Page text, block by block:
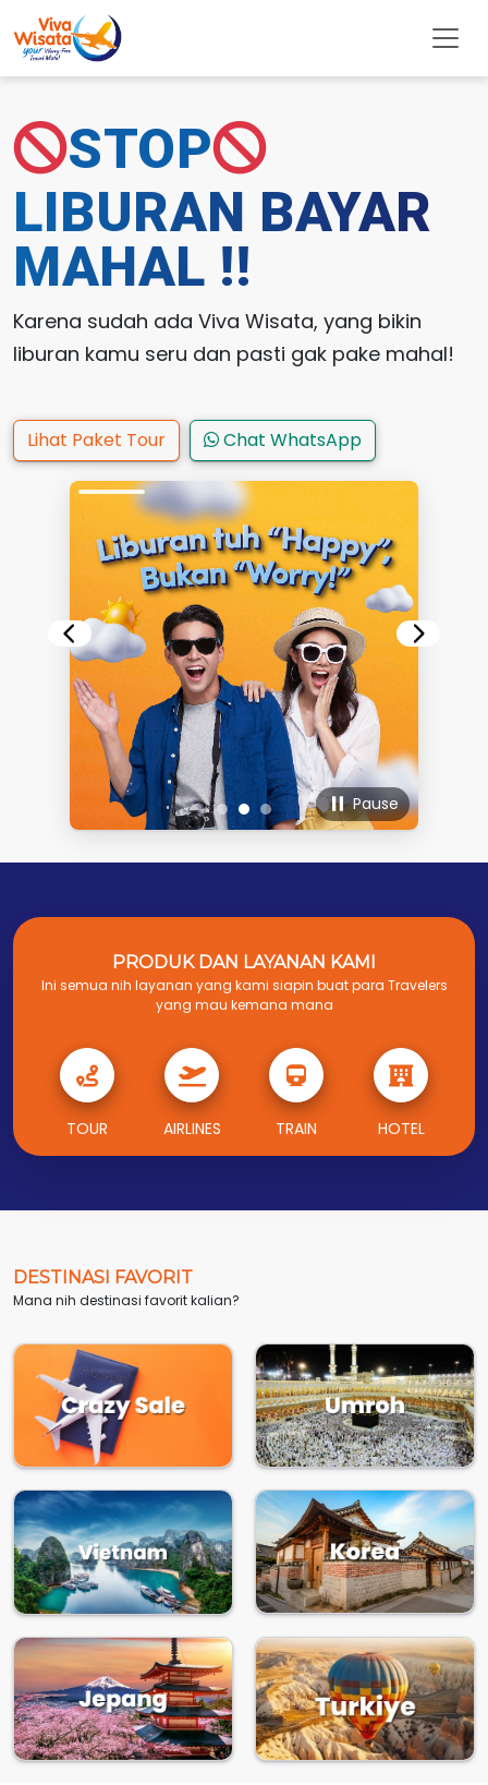
STOP
LIBURAN BAYAR
MAHAL !!
Karena sudah ada Viva Wisata, yang bikin
liburan kamu seru dan pasti gak pake mahal!
Lihat Paket Tour Chat WhatsApp
Pause
PRODUK DAN LAYANAN KAMI
Ini semua nih layanan yang kami siapin buat para Travelers
yang mau kemana mana
TOUR AIRLINES TRAIN HOTEL
DESTINASI FAVORIT
Mana nih destinasi favorit kalian?